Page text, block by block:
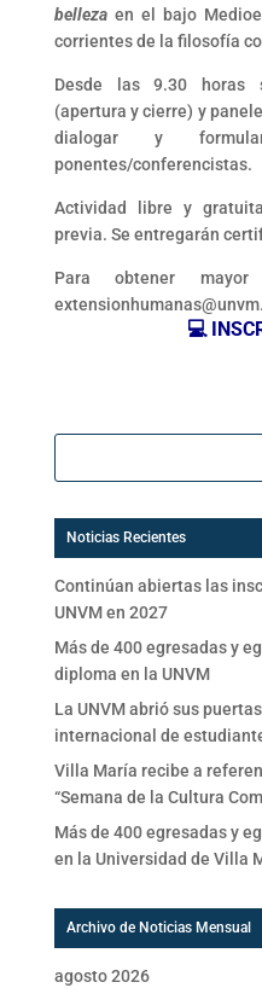
bellezaen el bajo
corrientes de la filosofía
Desde las 9.30 horas
(apertura y cierre) y
dialogar y
ponentes/conferencistas.
Actividad libre y
previa. Se entregarán
Para obtener
💻
Buscar:
Noticias Recientes
Continúan abiertas las
UNVM en 2027
Más de 400 egresadas y
diploma en la UNVM
La UNVM abrió sus
internacional de
Villa María recibe a
“Semana de la Cultura
Más de 400 egresadas y
en la Universidad de Villa
Archivo de Noticias Mensual
agosto 2026